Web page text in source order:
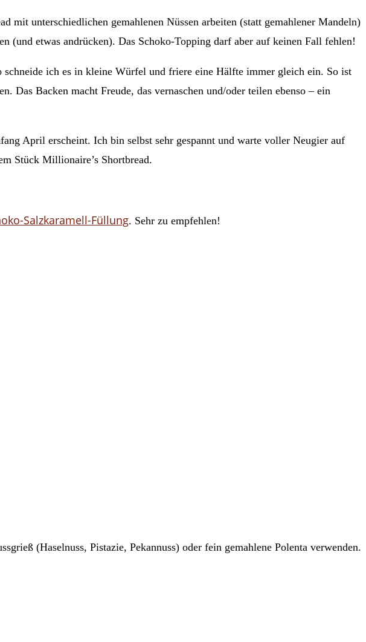
mit unterschiedlichen gemahlenen Nüssen arbeiten (statt gemahlener Mandeln)
(und etwas andrücken). Das Schoko-Topping darf aber auf keinen Fall fehlen!
ich es in kleine Würfel und friere eine Hälfte immer gleich ein. So ist
Das Backen macht Freude, das vernaschen und/oder teilen ebenso – ein
April erscheint. Ich bin selbst sehr gespannt und warte voller Neugier auf
Stück Millionaire’s Shortbread.
Salzkaramell-Füllung. Sehr zu empfehlen!
(Haselnuss, Pistazie, Pekannuss) oder fein gemahlene Polenta verwenden.